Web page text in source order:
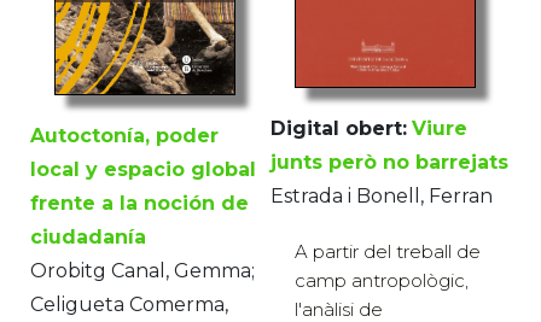
Autoctonía, poder
local y espacio global
frente a la noción de
ciudadanía
Orobitg Canal, Gemma;
Celigueta Comerma,
Digital obert: Viure
junts però no barrejats
Estrada i Bonell, Ferran
A partir del treball de
camp antropològic,
l'anàlisi de